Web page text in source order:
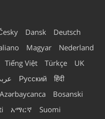
Dansk
Deutsch
Magyar
Nederland
Tiếng Việt Türkçe
UK
Русский
हिंदी
Azərbaycanca
Bosanski
አማርኛ
Suomi